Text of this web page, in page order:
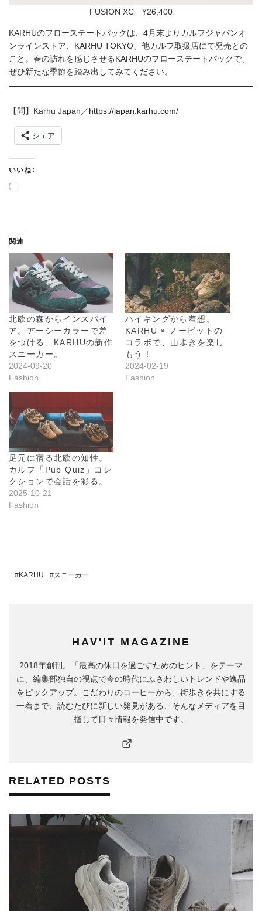
FUSION XC ¥26,400
KARHUのフローステートパックは、4月末よりカルフジャパンオ
ンラインストア、KARHU TOKYO、他カルフ取扱店にて発売との
こと。春の訪れを感じさせるKARHUのフローステートパックで、
ぜひ新たな季節を踏み出してみてください。
【問】Karhu Japan／https://japan.karhu.com/
シェア
いいね:
中
…
関連
北欧の森からインスパイ
ア。アーシーカラーで差
をつける、KARHUの新作
スニーカー。
2024-09-20
Fashion
ハイキングから着想。
KARHU × ノービットの
コラボで、山歩きを楽し
もう！
2024-02-19
Fashion
足元に宿る北欧の知性。
カルフ「Pub Quiz」コレ
クションで会話を彩る。
2025-10-21
Fashion
KARHU スニーカー
HAV'IT MAGAZINE
2018年創刊。「最高の休日を過ごすためのヒント」をテーマ
に、編集部独自の視点で今の時代にふさわしいトレンドや逸品
をピックアップ。こだわりのコーヒーから、街歩きを共にする
一着まで、読むたびに新しい発見がある、そんなメディアを目
指して日々情報を発信中です。
RELATED POSTS